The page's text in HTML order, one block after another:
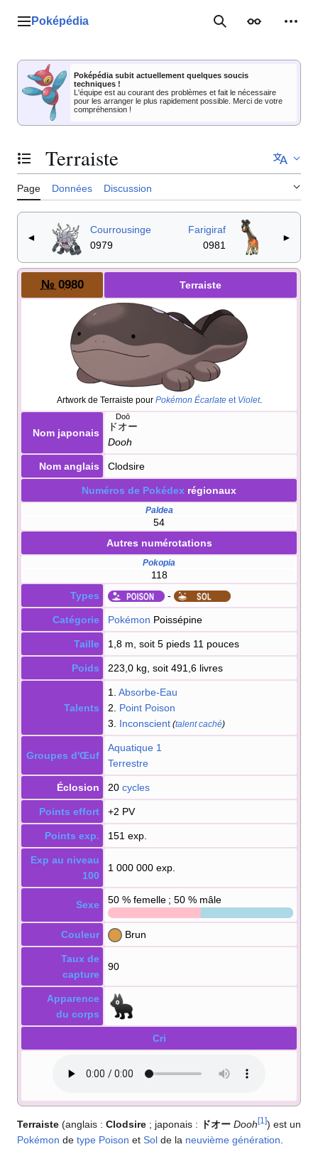
Menu principal
Poképédia RechercherApparence
Poképédia subit actuellement quelques soucis
techniques !
L'équipe est au courant des problèmes et fait le nécessaire
pour les arranger le plus rapidement possible. Merci de votre
compréhension !
Basculer la table des matières
Terraiste
Page Données Discussion
◄
Courrousinge
0979
Farigiraf
0981
►
№ 0980 Terraiste
Artwork de Terraiste pour Pokémon Écarlateet Violet.
Nom japonais
ドオー
Doō
Dooh
Nom anglais Clodsire
Numéros de Pokédex régionaux
Paldea
54
Autres numérotations
Pokopia
118
Types
-
Catégorie Pokémon Poissépine
Taille 1,8 m, soit 5 pieds 11 pouces
Poids 223,0 kg, soit 491,6 livres
Talents
1. Absorbe-Eau
2. Point Poison
3. Inconscient (talent caché)
Groupes d'Œuf
Aquatique 1
Terrestre
Éclosion 20 cycles
Points effort +2 PV
Points exp. 151 exp.
Exp au niveau
100
1 000 000 exp.
Sexe 50 % femelle ; 50 % mâle
Couleur Brun
Taux de
capture
90
Apparence
du corps
Cri
Terraiste (anglais : Clodsire ; japonais : ドオー Dooh [1 ]) est un
Pokémon de type Poison et Sol de la neuvième génération